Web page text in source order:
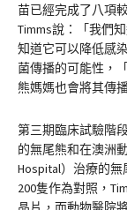
苗已經完成了八項
Timms說：「我們
知道它可以降低感
菌傳播的可能性，
熊媽媽也會將其傳
第三期臨床試驗階
的無尾熊和在澳洲
Hospital）治療的無
200隻作為對照，